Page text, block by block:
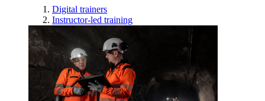
Digital trainers
Instructor-led training